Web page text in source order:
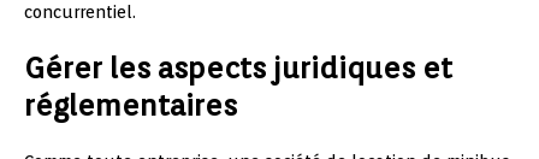
concurrentiel.
Gérer les aspects juridiques et
réglementaires